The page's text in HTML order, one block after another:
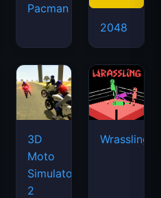
Pacman
2048
3D
Moto
Simulator
2
Wrassling